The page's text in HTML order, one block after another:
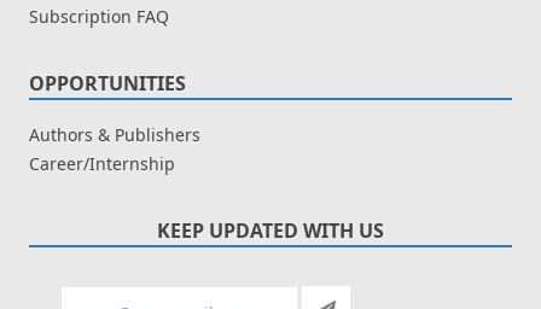
Subscription FAQ
OPPORTUNITIES
Authors & Publishers
Career/Internship
KEEP UPDATED WITH US